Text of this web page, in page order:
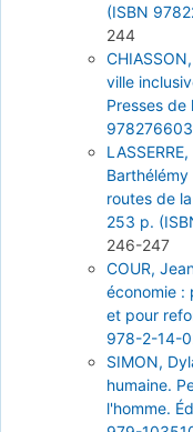
(ISBN
244
ville
Presses de
routes de
253 p.
246-247
COUR,
économie :
et pour
978-2-14-
SIMON,
humaine.
l'homme.